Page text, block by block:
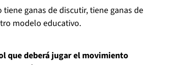
ganas de discutir, tiene ganas de
modelo educativo.
que deberá jugar el movimiento